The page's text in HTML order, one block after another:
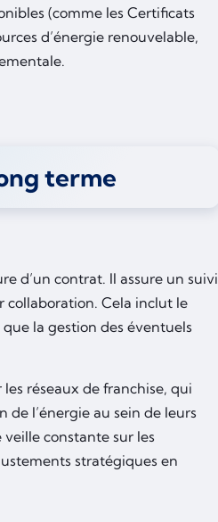
(comme les Certificats
d’énergie renouvelable,
terme
d’un contrat. Il assure un suivi
collaboration. Cela inclut le
la gestion des éventuels
réseaux de franchise, qui
l’énergie au sein de leurs
constante sur les
stratégiques en